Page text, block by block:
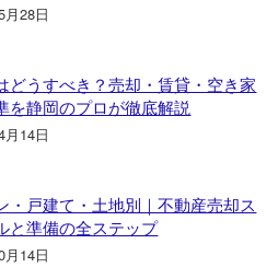
月28日
どうすべき？売却・賃貸・空き家
を静岡のプロが徹底解説
月14日
・戸建て・土地別｜不動産売却ス
と準備の全ステップ
月14日